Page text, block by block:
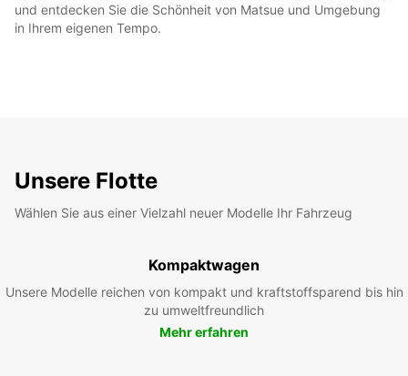
und entdecken Sie die Schönheit von Matsue und Umgebung
in Ihrem eigenen Tempo.
Unsere Flotte
Wählen Sie aus einer Vielzahl neuer Modelle Ihr Fahrzeug
Kompaktwagen
Unsere Modelle reichen von kompakt und kraftstoffsparend bis hin
zu umweltfreundlich
Mehr erfahren